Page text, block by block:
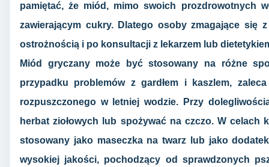
pamiętać, że miód, mimo swoich prozdrowotnych
zawierającym cukry. Dlatego osoby zmagające się
ostrożnością i po konsultacji z lekarzem lub
Miód gryczany może być stosowany na różne
przypadku problemów z gardłem i kaszlem,
rozpuszczonego w letniej wodzie. Przy
herbat ziołowych lub spożywać na czczo. W
stosowany jako maseczka na twarz lub jako
wysokiej jakości, pochodzący od sprawdzonych